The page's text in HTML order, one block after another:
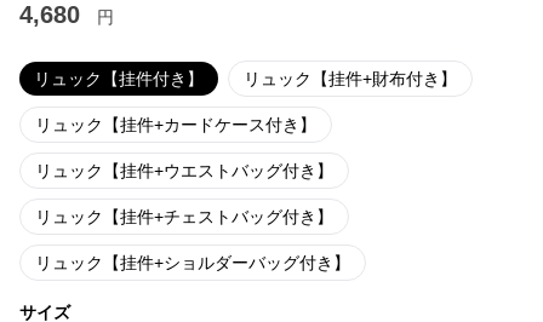
4,680 円
リュック【挂件付き】 リュック【挂件+財布付き】
リュック【挂件+カードケース付き】
リュック【挂件+ウエストバッグ付き】
リュック【挂件+チェストバッグ付き】
リュック【挂件+ショルダーバッグ付き】
サイズ